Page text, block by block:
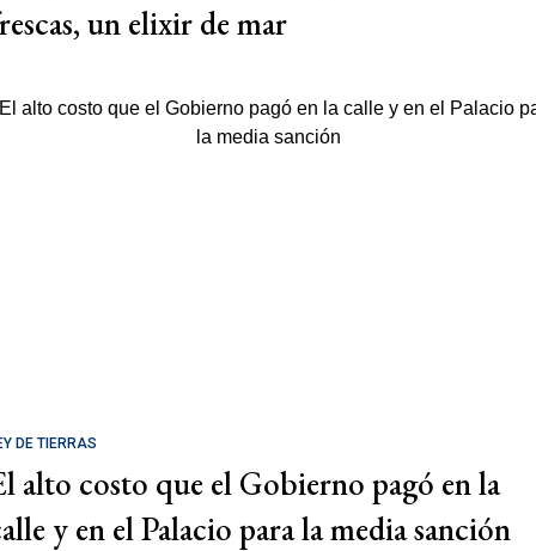
un elixir de mar
DE TIERRAS
alto costo que el Gobierno pagó en la
y en el Palacio para la media sanción